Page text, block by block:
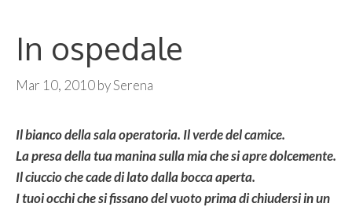
In ospedale
Mar 10, 2010bySerena
Il bianco della sala operatoria. Il verde del camice.
La presa della tua manina sulla mia che si apre dolcemente.
Il ciuccio che cade di lato dalla bocca aperta.
I tuoi occhi che si fissano del vuoto prima di chiudersi in un